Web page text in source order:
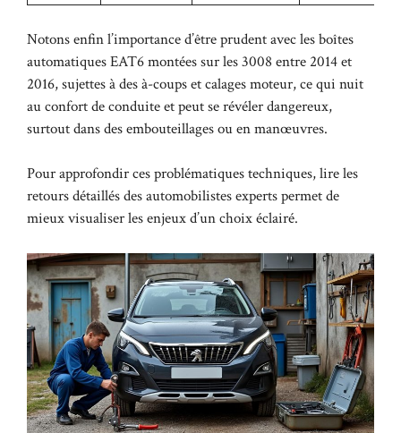
Notons enfin l’importance d’être prudent avec les boîtes
automatiques EAT6 montées sur les 3008 entre 2014 et
2016, sujettes à des à-coups et calages moteur, ce qui nuit
au confort de conduite et peut se révéler dangereux,
surtout dans des embouteillages ou en manœuvres.
Pour approfondir ces problématiques techniques,lire les
retours détaillésdes automobilistes experts permet de
mieux visualiser les enjeux d’un choix éclairé.